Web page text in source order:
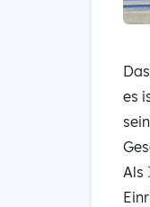
es
Als